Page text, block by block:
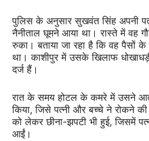
पुलिस के अनुसार सुखवंत सिंह अपनी
नैनीताल घूमने आया था। रास्ते में वह
रुका। बताया जा रहा है कि वह पैसों
था। काशीपुर में उसके खिलाफ
दर्ज हैं।
रात के समय होटल के कमरे में उसने
किया, जिसे पत्नी और बच्चे ने रोकने
को लेकर छीना-झपटी भी हुई, जिसमें
आईं।